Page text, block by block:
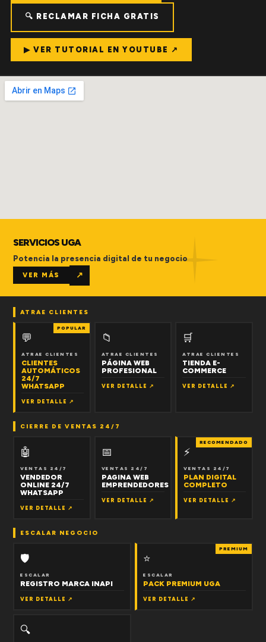
🔍 RECLAMAR FICHA GRATIS
▶ VER TUTORIAL EN YOUTUBE ↗
SERVICIOS UGA
Potencia la presencia digital de tu negocio
VER MÁS ↗
ATRAE CLIENTES
POPULAR
💬
ATRAE CLIENTES
CLIENTES
AUTOMÁTICOS
24/7
WHATSAPP
VER DETALLE ↗
📁
ATRAE CLIENTES
PÁGINA WEB
PROFESIONAL
VER DETALLE ↗
🛒
ATRAE CLIENTES
TIENDA E-
COMMERCE
VER DETALLE ↗
CIERRE DE VENTAS 24/7
🤖
VENTAS 24/7
VENDEDOR
ONLINE 24/7
WHATSAPP
VER DETALLE ↗
📅
VENTAS 24/7
PAGINA WEB
EMPRENDEDORES
VER DETALLE ↗
RECOMENDADO
⚡
VENTAS 24/7
PLAN DIGITAL
COMPLETO
VER DETALLE ↗
ESCALAR NEGOCIO
🛡
ESCALAR
REGISTRO MARCA INAPI
VER DETALLE ↗
PREMIUM
⭐
ESCALAR
PACK PREMIUM UGA
VER DETALLE ↗
🔍